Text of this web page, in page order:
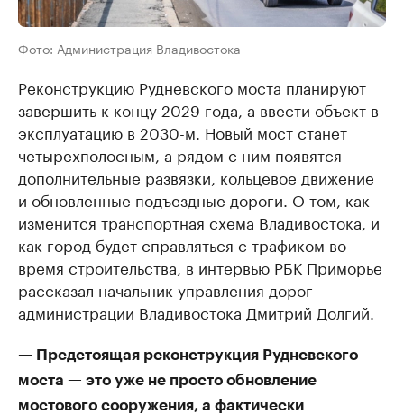
Фото: Администрация Владивостока
Реконструкцию Рудневского моста планируют
завершить к концу 2029 года, а ввести объект в
эксплуатацию в 2030-м. Новый мост станет
четырехполосным, а рядом с ним появятся
дополнительные развязки, кольцевое движение
и обновленные подъездные дороги. О том, как
изменится транспортная схема Владивостока, и
как город будет справляться с трафиком во
время строительства, в интервью РБК Приморье
рассказал начальник управления дорог
администрации Владивостока Дмитрий Долгий.
— Предстоящая реконструкция Рудневского
моста — это уже не просто обновление
мостового сооружения, а фактически